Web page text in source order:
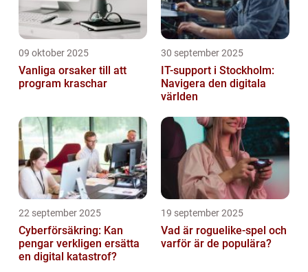
09 oktober 2025
Vanliga orsaker till att
program kraschar
30 september 2025
IT-support i Stockholm:
Navigera den digitala
världen
22 september 2025
Cyberförsäkring: Kan
pengar verkligen ersätta
en digital katastrof?
19 september 2025
Vad är roguelike-spel och
varför är de populära?